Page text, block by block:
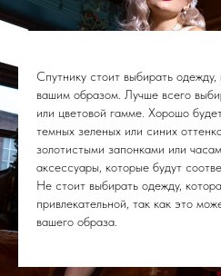
Спутнику стоит выбирать одежду,
вашим образом. Лучше всего
или цветовой гамме. Хорошо
темных зеленых или синих
золотистыми запонками или
аксессуары, которые будут
Не стоит выбирать одежду,
привлекательной, так как это
вашего образа.